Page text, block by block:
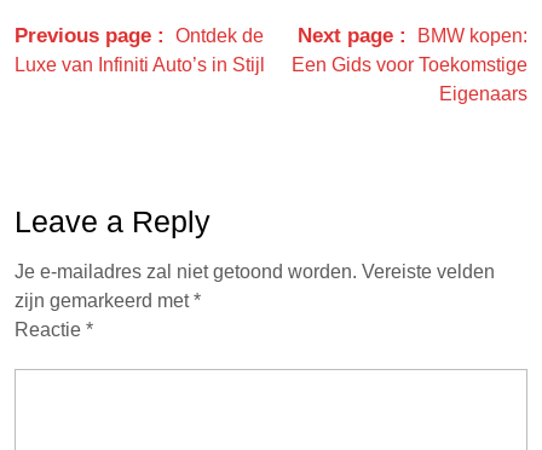
Previous page
Ontdek de
Luxe van Infiniti Auto’s in Stijl
Next page
BMW kopen:
Een Gids voor Toekomstige
Eigenaars
Leave a Reply
Je e-mailadres zal niet getoond worden. Vereiste velden
zijn gemarkeerd met*
Reactie *